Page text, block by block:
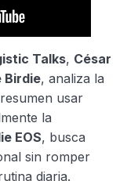
Talks, César
Birdie, analiza la
usar
la
EOS, busca
sin romper
diaria.